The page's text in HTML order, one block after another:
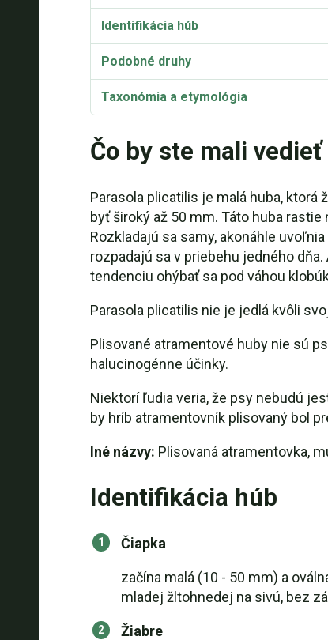
Identifikácia húb
Podobné druhy
Taxonómia a etymológia
Parasola plicatilis Video
Čo by ste mali vedieť
Parasola plicatilis je malá huba,
byť široký až 50 mm. Táto huba
Rozkladajú sa samy, akonáhle
rozpadajú sa v priebehu jedného
tendenciu ohýbať sa pod váhou
Parasola plicatilis nie je jedlá kvôli
Plisované atramentové huby nie sú
halucinogénne účinky.
Niektorí ľudia veria, že psy nebudú
by hríb atramentovník plisovaný bol
Iné názvy: Plisovaná atramentovka,
Identifikácia húb
Čiapka
začína malá (10 - 50 mm) a
mladej žltohnedej na sivú, bez
Žiabre